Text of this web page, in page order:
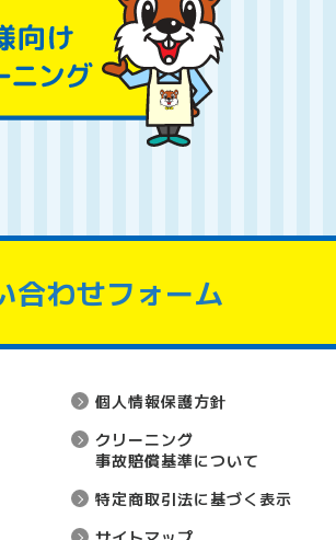
合わせフォーム
個人情報保護方針
クリーニング
事故賠償基準について
特定商取引法に基づく表示